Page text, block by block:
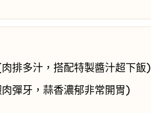
排多汁，搭配特製醬汁超下飯)
彈牙，蒜香濃郁非常開胃)